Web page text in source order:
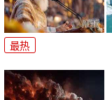
最热